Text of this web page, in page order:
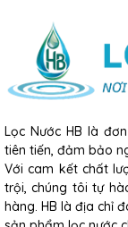
Lọc Nước HB là
tiên tiến, đảm bảo
Với cam kết chất
trội, chúng tôi tự
hàng. HB là địa chỉ